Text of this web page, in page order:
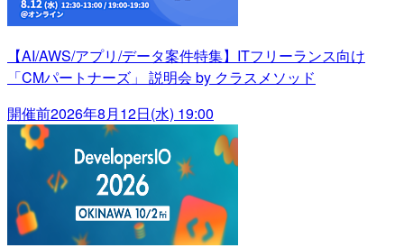
【AI/AWS/アプリ/データ案件特集】ITフリーランス向け
「CMパートナーズ」 説明会 by クラスメソッド
開催前2026年8月12日(水) 19:00